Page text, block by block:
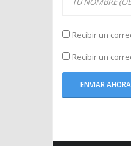
Recibir un
Recibir un